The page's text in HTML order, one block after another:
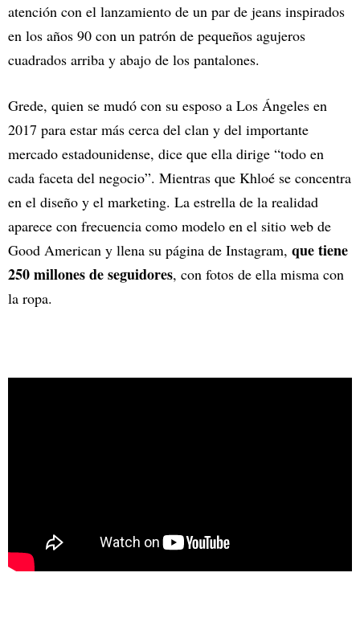
atención con el lanzamiento de un par de jeans inspirados
en los años 90 con un patrón de pequeños agujeros
cuadrados arriba y abajo de los pantalones.
Grede, quien se mudó con su esposo a Los Ángeles en
2017 para estar más cerca del clan y del importante
mercado estadounidense, dice que ella dirige “todo en
cada faceta del negocio”. Mientras que Khloé se concentra
en el diseño y el marketing. La estrella de la realidad
aparece con frecuencia como modelo en el sitio web de
Good American y llena su página de Instagram, que tiene
250 millones de seguidores, con fotos de ella misma con
la ropa.